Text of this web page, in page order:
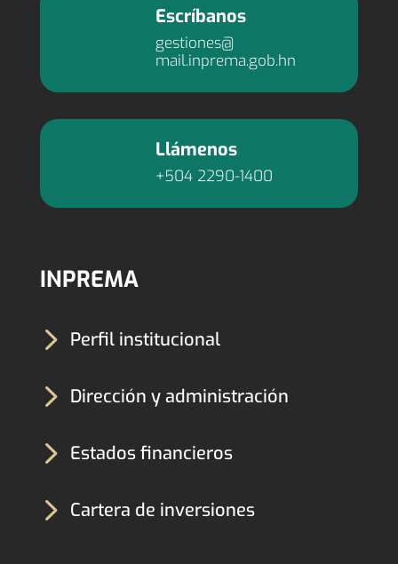
Escríbanos
gestiones@
mail.inprema.gob.hn
Llámenos
+504 2290-1400
INPREMA
5 Perfil institucional
5 Dirección y administración
5 Estados financieros
5 Cartera de inversiones